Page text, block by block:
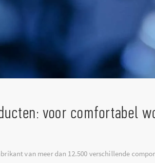
voor comfortabel
van meer dan 12.500 verschillende